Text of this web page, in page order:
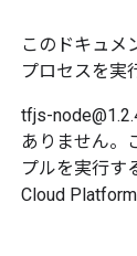
このドキュメ
プロセスを実
tfjs-
ありません。
プルを実行す
Cloud